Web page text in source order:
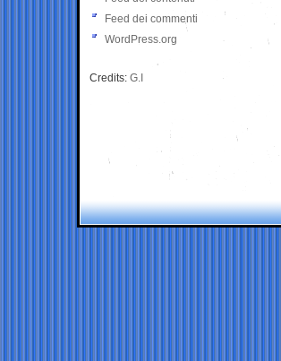
Feed dei commenti
WordPress.org
Credits: G.I